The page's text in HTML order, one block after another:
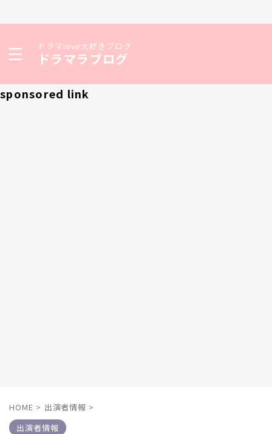
ドラマlove大好きブログ
ドラマラブログ
sponsored link
HOME > 出演者情報 >
出演者情報